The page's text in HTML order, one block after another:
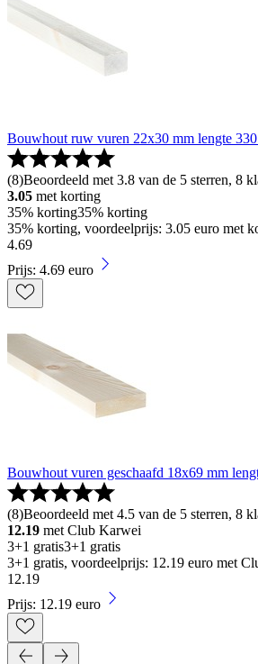
Bouwhout ruw vuren 22x30 mm lengte
(8)Beoordeeld met 3.8 van de 5 sterren, 8
3.05 met korting
35% korting35% korting
35% korting, voordeelprijs: 3.05 euro met
4.69
Prijs: 4.69 euro
Bouwhout vuren geschaafd 18x69 mm
(8)Beoordeeld met 4.5 van de 5 sterren, 8
12.19 met Club Karwei
3+1 gratis3+1 gratis
3+1 gratis, voordeelprijs: 12.19 euro met
12.19
Prijs: 12.19 euro